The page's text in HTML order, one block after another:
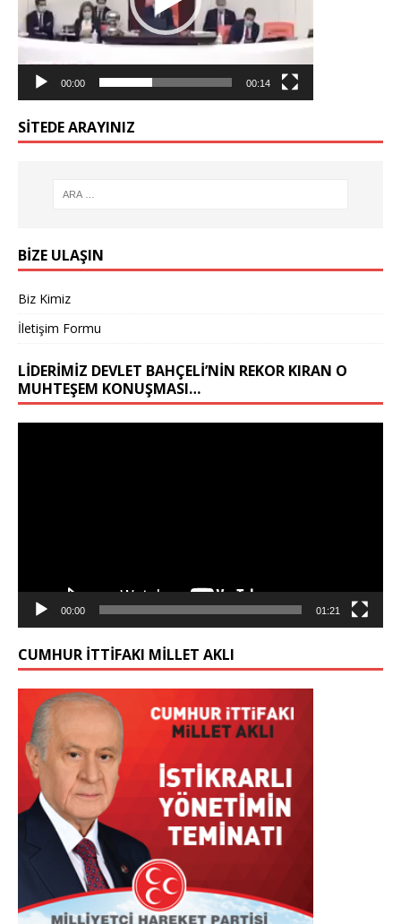
00:00 00:14
SİTEDE ARAYINIZ
BİZE ULAŞIN
Biz Kimiz
İletişim Formu
LIDERIMIZ DEVLET BAHÇELİ’NIN REKOR KIRAN O
MUHTEŞEM KONUŞMASI…
00:00 01:21
CUMHUR İTTİFAKI MİLLET AKLI